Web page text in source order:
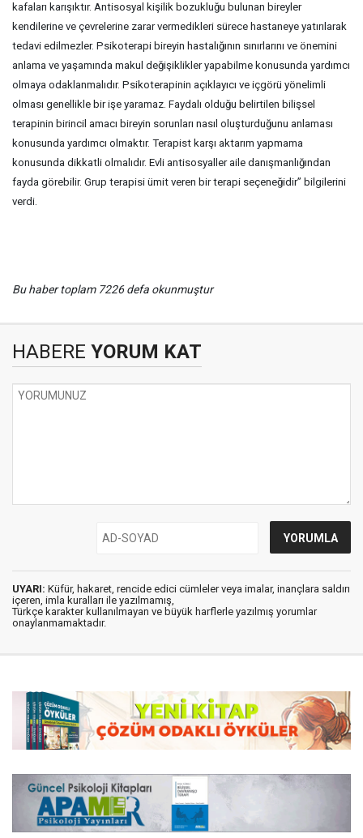
kafaları karışıktır. Antisosyal kişilik bozukluğu bulunan bireyler
kendilerine ve çevrelerine zarar vermedikleri sürece hastaneye yatırılarak
tedavi edilmezler. Psikoterapi bireyin hastalığının sınırlarını ve önemini
anlama ve yaşamında makul değişiklikler yapabilme konusunda yardımcı
olmaya odaklanmalıdır. Psikoterapinin açıklayıcı ve içgörü yönelimli
olması genellikle bir işe yaramaz. Faydalı olduğu belirtilen bilişsel
terapinin birincil amacı bireyin sorunları nasıl oluşturduğunu anlaması
konusunda yardımcı olmaktır. Terapist karşı aktarım yapmama
konusunda dikkatli olmalıdır. Evli antisosyaller aile danışmanlığından
fayda görebilir. Grup terapisi ümit veren bir terapi seçeneğidir” bilgilerini
verdi.
Bu haber toplam 7226 defa okunmuştur
HABERE YORUM KAT
UYARI: Küfür, hakaret, rencide edici cümleler veya imalar, inançlara saldırı
içeren, imla kuralları ile yazılmamış,
Türkçe karakter kullanılmayan ve büyük harflerle yazılmış yorumlar
onaylanmamaktadır.